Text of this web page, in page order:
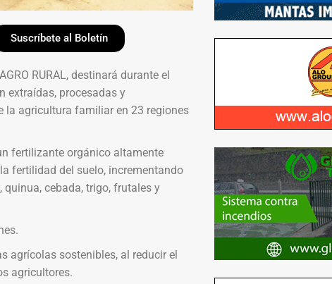
Suscríbete al Boletín
RURAL, destinará durante el
extraídas, procesadas y
la agricultura familiar en 23 regiones
fertilizante orgánico altamente
fertilidad del suelo, incrementando
cebada, trigo, frutales y
agrícolas sostenibles, al reducir el
agricultores.